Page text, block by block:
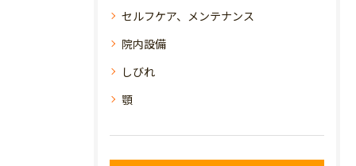
セルフケア、メンテナンス
院内設備
しびれ
顎